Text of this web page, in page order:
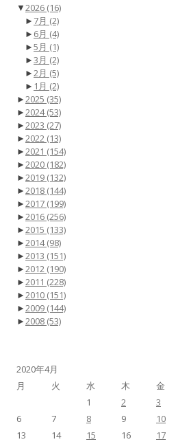
▼2026 (16)
► 7月 (2)
► 6月 (4)
►5月 (1)
►3月 (2)
►2月 (5)
► 1月 (2)
►2025 (35)
►2024(53)
►2023 (27)
►2022 (13)
►2021 (154)
►2020 (182)
►2019 (132)
►2018 (144)
►2017 (199)
►2016 (256)
►2015 (133)
►2014(98)
►2013 (151)
►2012 (190)
►2011 (228)
►2010 (151)
►2009 (144)
►2008 (53)
2020年4月
月
火 水 木 金
1
2 3
6
7 8 9 10
13
14 15 16 17